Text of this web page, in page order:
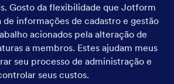
Gosto da flexibilidade que Jotform
informações de cadastro e gestão
acionados pela alteração de
a membros. Estes ajudam meus
seu processo de administração e
seus custos.